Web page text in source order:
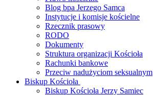
Blog bpa Jerzego Samca
Instytucje i komisje kościelne
Rzecznik prasowy
RODO
Dokumenty
Struktura organizacji Kościoła
Rachunki bankowe
Przeciw nadużyciom seksualnym
Biskup Kościoła
Biskup Kościoła Jerzy Samiec